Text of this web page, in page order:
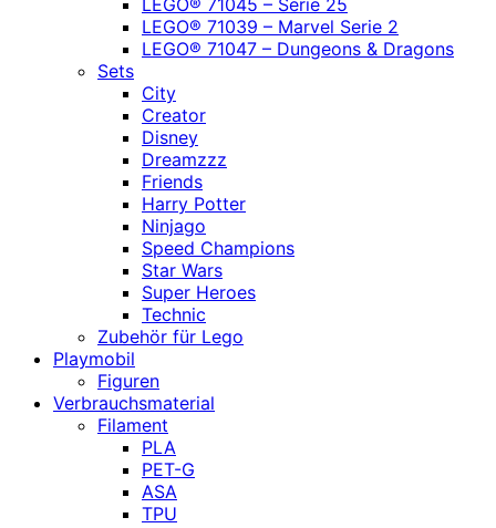
LEGO® 71045 – Serie 25
LEGO® 71039 – Marvel Serie 2
LEGO® 71047 – Dungeons & Dragons
Sets
City
Creator
Disney
Dreamzzz
Friends
Harry Potter
Ninjago
Speed Champions
Star Wars
Super Heroes
Technic
Zubehör für Lego
Playmobil
Figuren
Verbrauchsmaterial
Filament
PLA
PET-G
ASA
TPU